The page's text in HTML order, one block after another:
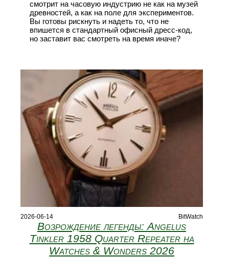
смотрит на часовую индустрию не как на музей
древностей, а как на поле для экспериментов.
Вы готовы рискнуть и надеть то, что не
впишется в стандартный офисный дресс-код,
но заставит вас смотреть на время иначе?
2026-06-14 BitWatch
Возрождение легенды: Angelus
Tinkler 1958 Quarter Repeater на
Watches & Wonders 2026